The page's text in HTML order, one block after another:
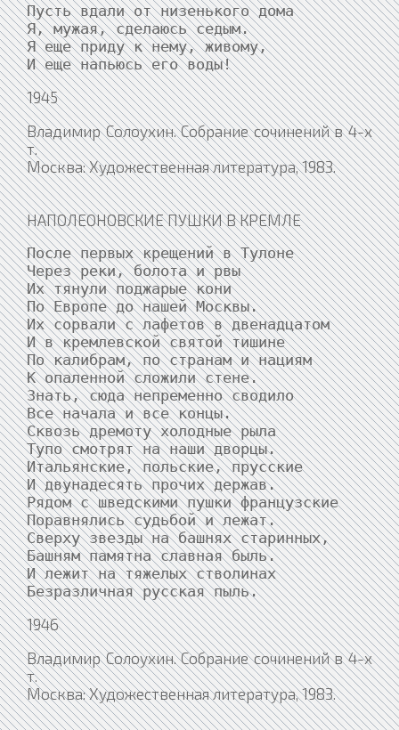
Пусть вдали от низенького дома
Я, мужая, сделаюсь седым.
Я еще приду к нему, живому,
И еще напьюсь его воды!
1945
Владимир Солоухин. Собрание сочинений в 4-х
т.
Москва: Художественная литература, 1983.
НАПОЛЕОНОВСКИЕ ПУШКИ В КРЕМЛЕ
После первых крещений в Тулоне
Через реки, болота и рвы
Их тянули поджарые кони
По Европе до нашей Москвы.
Их сорвали с лафетов в двенадцатом
И в кремлевской святой тишине
По калибрам, по странам и нациям
К опаленной сложили стене.
Знать, сюда непременно сводило
Все начала и все концы.
Сквозь дремоту холодные рыла
Тупо смотрят на наши дворцы.
Итальянские, польские, прусские
И двунадесять прочих держав.
Рядом с шведскими пушки французские
Поравнялись судьбой и лежат.
Сверху звезды на башнях старинных,
Башням памятна славная быль.
И лежит на тяжелых стволинах
Безразличная русская пыль.
1946
Владимир Солоухин. Собрание сочинений в 4-х
т.
Москва: Художественная литература, 1983.